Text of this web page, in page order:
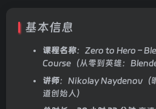
基本信息
课程名称：Zero to Hero –
Course（从零到英雄：
讲师：Nikolay Naydenov（
道创始人）